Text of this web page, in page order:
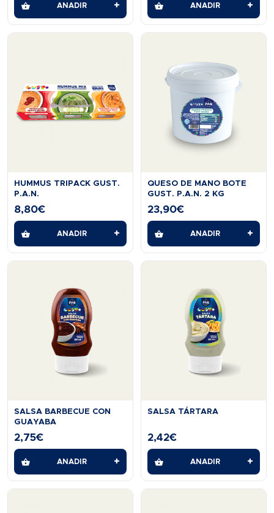
AÑADIR + AÑADIR +
HUMMUS TRIPACK GUST.
P.A.N.
8,80€
AÑADIR +
QUESO DE MANO BOTE
GUST. P.A.N. 2 KG
23,90€
AÑADIR +
SALSA BARBECUE CON
GUAYABA
2,75€
AÑADIR +
SALSA TÁRTARA
2,42€
AÑADIR +